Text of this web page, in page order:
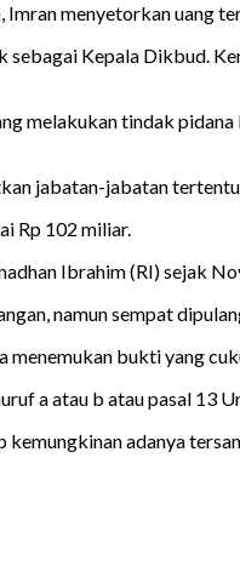
menyetorkan uang
Kepala Dikbud.
melakukan tindak
jabatan-jabatan
Rp 102 miliar.
Ibrahim (RI) sejak
namun sempat
bukti yang
a atau b atau pasal
kemungkinan adanya